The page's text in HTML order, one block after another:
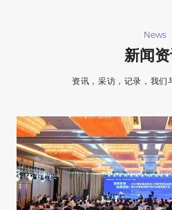
News
新闻
资讯，采访，记录，我们